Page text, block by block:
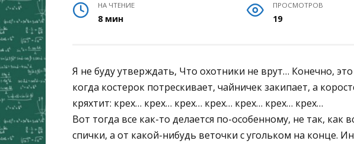
НА ЧТЕНИЕ
8 мин
ПРОСМОТРОВ
19
Я не буду утверждать, Что охотники не врут… Конечно,
когда костерок потрескивает, чайничек закипает, а
кряхтит: крех… крех… крех… крех… крех… крех… крех…
Вот тогда все как-то делается по-особенному, не так, как
спички, а от какой-нибудь веточки с угольком на конце.